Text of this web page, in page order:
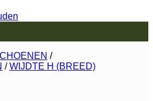
/
/ WIJDTE H (BREED)